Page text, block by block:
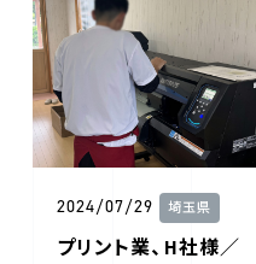
2024/07/29 埼玉県
プリント業、H社様／